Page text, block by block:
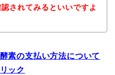
されてみるといいですよ
素の支払い方法について
ック